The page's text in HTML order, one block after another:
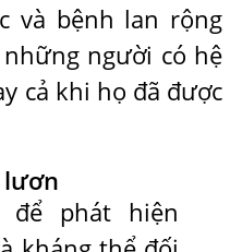
và bệnh lan rộng
người có hệ
cả khi họ đã được
lươn
để phát hiện